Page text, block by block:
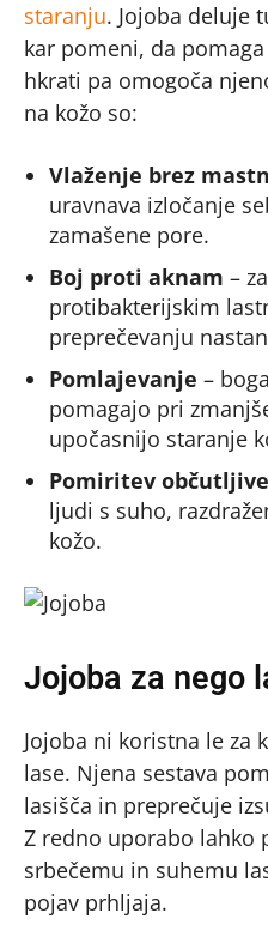
staranju. Jojoba deluje
kar pomeni, da
hkrati pa omogoča
na kožo so:
Vlaženje brez
uravnava izločanje
zamašene pore.
Boj proti aknam –
protibakterijskim
preprečevanju
Pomlajevanje –
pomagajo pri
upočasnijo staranje
Pomiritev
ljudi s suho,
kožo.
Jojoba za nego
Jojoba ni koristna le za
lase. Njena sestava
lasišča in preprečuje
Z redno uporabo lahko
srbečemu in suhemu
pojav prhljaja.